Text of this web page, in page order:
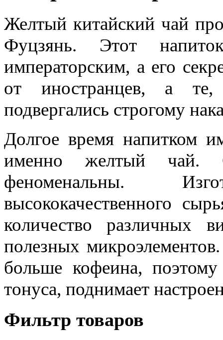
Желтый китайский чай
Фуцзянь. Этот
императорским, а его
от иностранцев, а
подвергались строгому
Долгое время напитком
именно желтый чай.
феноменальны.
высококачественного
количество различных
полезных
больше кофеина,
тонуса, поднимает
Фильтр товаров